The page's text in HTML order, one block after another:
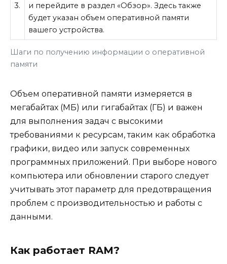
Шаги по получению информации о оперативной
памяти
3.
и перейдите в раздел «Обзор». Здесь также
будет указан объем оперативной памяти
вашего устройства.
Объем оперативной памяти измеряется в
мегабайтах (МБ) или гигабайтах (ГБ) и важен
для выполнения задач с высокими
требованиями к ресурсам, таким как обработка
графики, видео или запуск современных
программных приложений. При выборе нового
компьютера или обновлении старого следует
учитывать этот параметр для предотвращения
проблем с производительностью и работы с
данными.
Как работает RAM?